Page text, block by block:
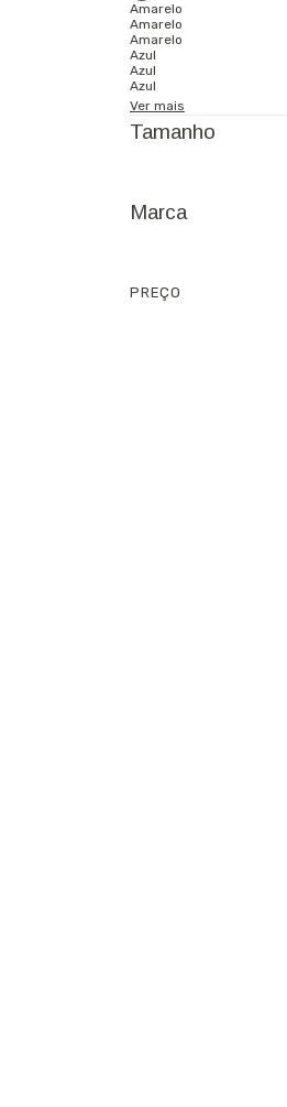
Amarelo
Amarelo
Amarelo
Azul
Azul
Azul
Ver mais
Tamanho
Marca
PREÇO